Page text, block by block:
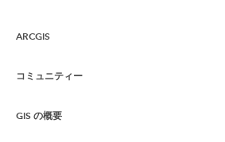
ARCGIS
ArcGIS の概要
マッピング
コミュニティー
Esri Community
GIS の概要